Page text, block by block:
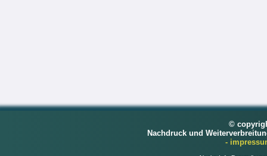
©
Nachdruck und
-